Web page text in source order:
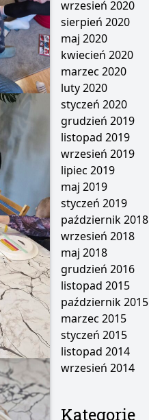
wrzesień 2020
sierpień 2020
maj 2020
kwiecień 2020
marzec 2020
luty 2020
styczeń 2020
grudzień 2019
listopad 2019
wrzesień 2019
lipiec 2019
maj 2019
styczeń 2019
październik 2018
wrzesień 2018
maj 2018
grudzień 2016
listopad 2015
październik 2015
marzec 2015
styczeń 2015
listopad 2014
wrzesień 2014
Kategorie